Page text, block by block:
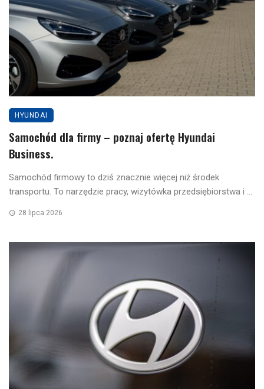
HYUNDAI
Samochód dla firmy – poznaj ofertę Hyundai
Business.
Samochód firmowy to dziś znacznie więcej niż środek
transportu. To narzędzie pracy, wizytówka przedsiębiorstwa i ...
28 lipca 2026